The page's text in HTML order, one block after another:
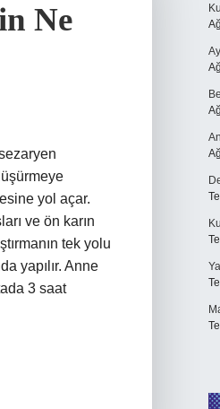
Ne
yol açar.
ve ön karın
tek yolu
yapılır. Anne
3 saat